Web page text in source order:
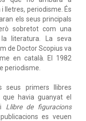
lletres, periodisme. És
els seus principals
sobretot com una
literatura. La seva
de Doctor Scopius va
en català. El 1982
periodisme.
seus primers llibres
que havia guanyat el
Llibre de figuracions
es veuen